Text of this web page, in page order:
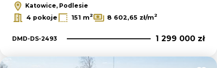
Katowice, Podlesie
4 pokoje
151 m2 8 602,65 zł/m2
DMD-DS-2493 1 299 000 zł